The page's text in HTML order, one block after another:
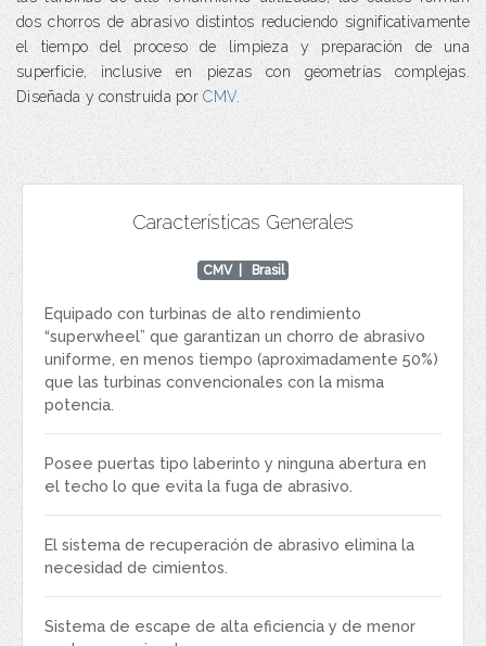
dos chorros de abrasivo distintos reduciendo significativamente
el tiempo del proceso de limpieza y preparación de una
superficie, inclusive en piezas con geometrías complejas.
Diseñada y construida porCMV.
Características Generales
CMV| Brasil
Equipado con turbinas de alto rendimiento
“superwheel” que garantizan un chorro de abrasivo
uniforme, en menos tiempo (aproximadamente 50%)
que las turbinas convencionales con la misma
potencia.
Posee puertas tipo laberinto y ninguna abertura en
el techo lo que evita la fuga de abrasivo.
El sistema de recuperación de abrasivo elimina la
necesidad de cimientos.
Sistema de escape de alta eficiencia y de menor